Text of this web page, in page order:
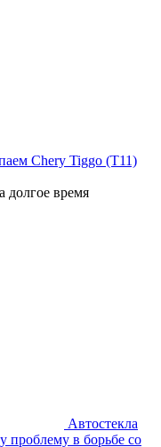
Chery Tiggo (T11)
долгое время
Автостекла
проблему в борьбе со